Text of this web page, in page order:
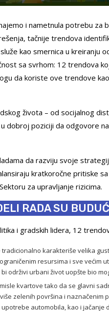
i nametnula potrebu za
tačnije trendova
kao smernica u kreiranju
sa svrhom: 12 trendova
da koriste ove trendove
života – od socijalnog
dobroj poziciji da odgovore
da razviju svoje
kratkoročne pritiske
za upravljanje rizicima.
RADA SU
i gradskih lidera, 12
karakteriše velika
resursima i sve većim
održivi urbani život uopšte bio
kvartove tako da se glavni
zelenih površina i naznačenim
automobila, kao i jačanje